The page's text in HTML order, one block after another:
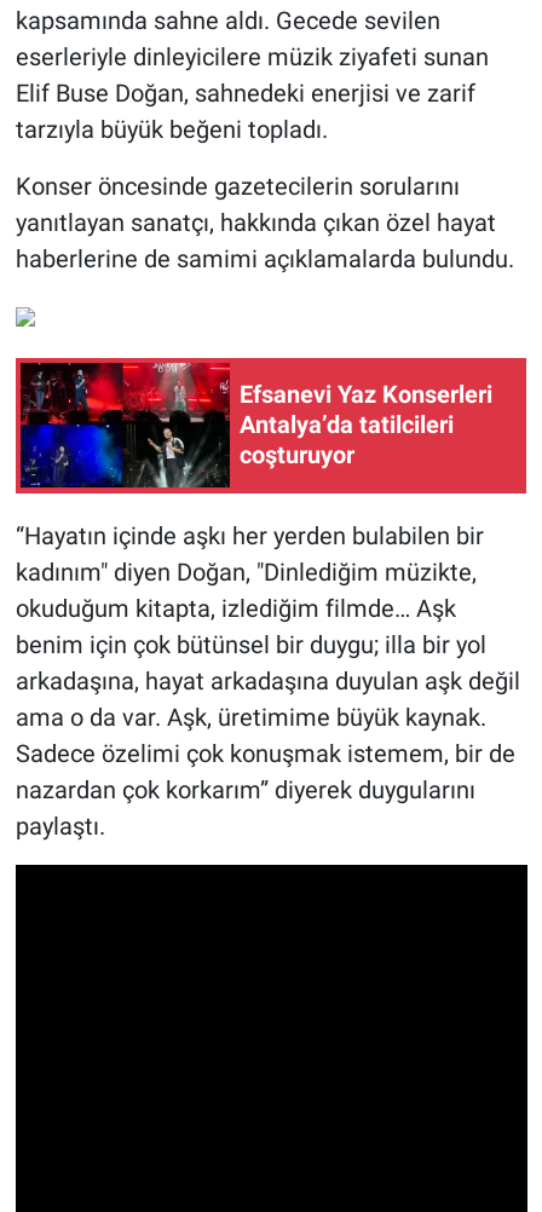
kapsamında sahne aldı. Gecede sevilen
eserleriyle dinleyicilere müzik ziyafeti sunan
Elif Buse Doğan, sahnedeki enerjisi ve zarif
tarzıyla büyük beğeni topladı.
Konser öncesinde gazetecilerin sorularını
yanıtlayan sanatçı, hakkında çıkan özel hayat
haberlerine de samimi açıklamalarda bulundu.
Efsanevi Yaz Konserleri
Antalya’da tatilcileri
coşturuyor
“Hayatın içinde aşkı her yerden bulabilen bir
kadınım" diyen Doğan, "Dinlediğim müzikte,
okuduğum kitapta, izlediğim filmde… Aşk
benim için çok bütünsel bir duygu; illa bir yol
arkadaşına, hayat arkadaşına duyulan aşk değil
ama o da var. Aşk, üretimime büyük kaynak.
Sadece özelimi çok konuşmak istemem, bir de
nazardan çok korkarım” diyerek duygularını
paylaştı.